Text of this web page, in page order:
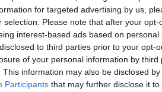
for targeted advertising by us,
selection. Please note that after your
interest-based ads based on
to third parties prior to your opt-
of your personal information by third
This information may also be disclosed
Participants that may further disclose it to
να είναι ασυνήθιστα
γεγονός που οδήγησε
πλήρωσης.
έχει ωθήσει φορείς